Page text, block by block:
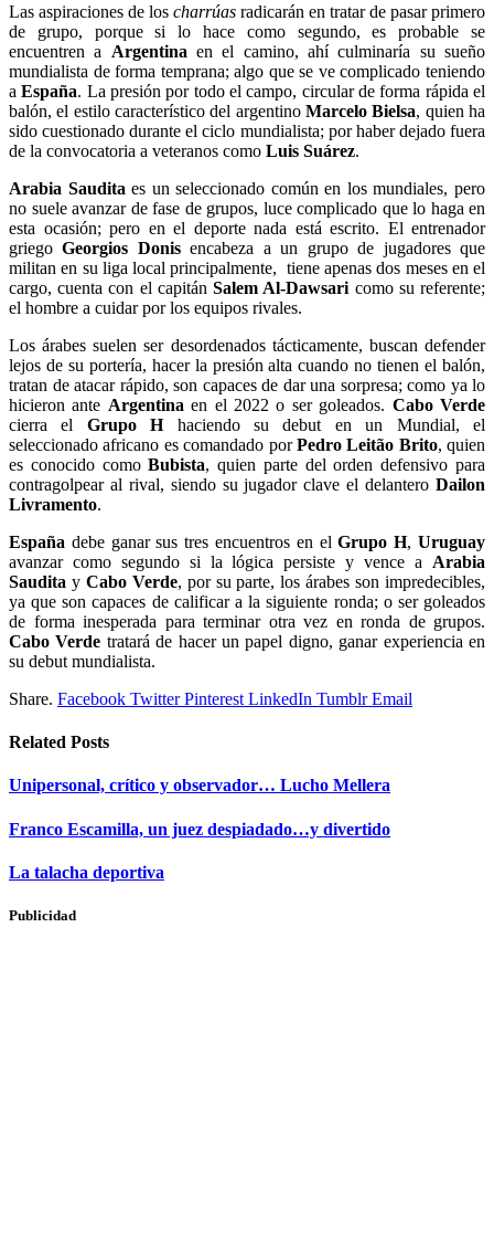
Las aspiraciones de los charrúas radicarán en tratar de pasar primero
de grupo, porque si lo hace como segundo, es probable se
encuentren a Argentina en el camino, ahí culminaría su sueño
mundialista de forma temprana; algo que se ve complicado teniendo
aEspaña. La presión por todo el campo, circular de forma rápida el
balón, el estilo característico del argentino Marcelo Bielsa, quien ha
sido cuestionado durante el ciclo mundialista; por haber dejado fuera
de la convocatoria a veteranos como Luis Suárez.
Arabia Saudita es un seleccionado común en los mundiales, pero
no suele avanzar de fase de grupos, luce complicado que lo haga en
esta ocasión; pero en el deporte nada está escrito. El entrenador
griegoGeorgios Donisencabeza a un grupo de jugadores que
militan en su liga local principalmente, tiene apenas dos meses en el
cargo, cuenta con el capitánSalem Al-Dawsari como su referente;
el hombre a cuidar por los equipos rivales.
Los árabes suelen ser desordenados tácticamente, buscan defender
lejos de su portería, hacer la presión alta cuando no tienen el balón,
tratan de atacar rápido, son capaces de dar una sorpresa; como ya lo
hicieron ante Argentina en el 2022 o ser goleados. Cabo Verde
cierra el Grupo Hhaciendo su debut en un Mundial, el
seleccionado africano es comandado porPedro Leitão Brito, quien
es conocido comoBubista, quien parte del orden defensivo para
contragolpear al rival, siendo su jugador clave el delantero Dailon
Livramento.
España debe ganar sus tres encuentros en elGrupo H,Uruguay
avanzar como segundo si la lógica persiste y vence a Arabia
Saudita y Cabo Verde, por su parte, los árabes son impredecibles,
ya que son capaces de calificar a la siguiente ronda; o ser goleados
de forma inesperada para terminar otra vez en ronda de grupos.
Cabo Verde tratará de hacer un papel digno, ganar experiencia en
su debut mundialista.
Share. Facebook Twitter Pinterest LinkedIn Tumblr Email
Related Posts
Unipersonal, crítico y observador… Lucho Mellera
Franco Escamilla, un juez despiadado…y divertido
La talacha deportiva
Publicidad